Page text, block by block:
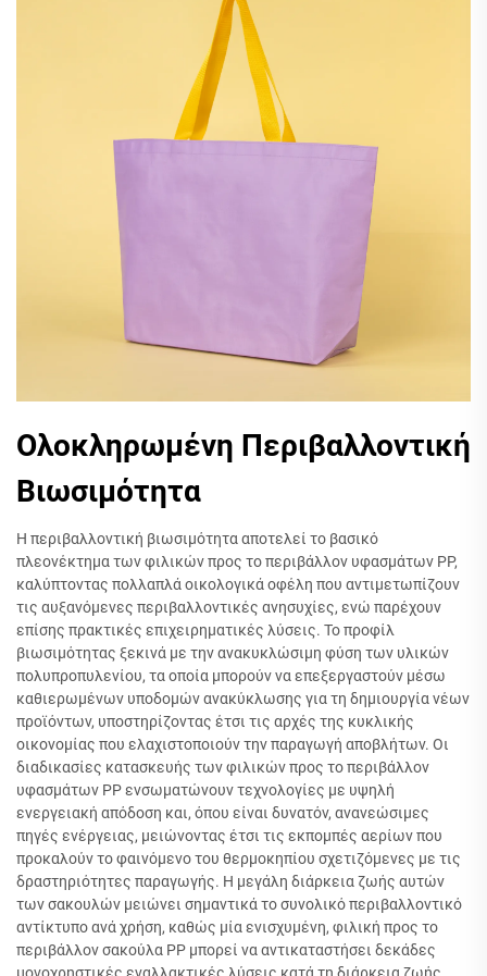
Ολοκληρωμένη Περιβαλλοντική
Βιωσιμότητα
Η περιβαλλοντική βιωσιμότητα αποτελεί το βασικό
πλεονέκτημα των φιλικών προς το περιβάλλον υφασμάτων PP,
καλύπτοντας πολλαπλά οικολογικά οφέλη που αντιμετωπίζουν
τις αυξανόμενες περιβαλλοντικές ανησυχίες, ενώ παρέχουν
επίσης πρακτικές επιχειρηματικές λύσεις. Το προφίλ
βιωσιμότητας ξεκινά με την ανακυκλώσιμη φύση των υλικών
πολυπροπυλενίου, τα οποία μπορούν να επεξεργαστούν μέσω
καθιερωμένων υποδομών ανακύκλωσης για τη δημιουργία νέων
προϊόντων, υποστηρίζοντας έτσι τις αρχές της κυκλικής
οικονομίας που ελαχιστοποιούν την παραγωγή αποβλήτων. Οι
διαδικασίες κατασκευής των φιλικών προς το περιβάλλον
υφασμάτων PP ενσωματώνουν τεχνολογίες με υψηλή
ενεργειακή απόδοση και, όπου είναι δυνατόν, ανανεώσιμες
πηγές ενέργειας, μειώνοντας έτσι τις εκπομπές αερίων που
προκαλούν το φαινόμενο του θερμοκηπίου σχετιζόμενες με τις
δραστηριότητες παραγωγής. Η μεγάλη διάρκεια ζωής αυτών
των σακουλών μειώνει σημαντικά το συνολικό περιβαλλοντικό
αντίκτυπο ανά χρήση, καθώς μία ενισχυμένη, φιλική προς το
περιβάλλον σακούλα PP μπορεί να αντικαταστήσει δεκάδες